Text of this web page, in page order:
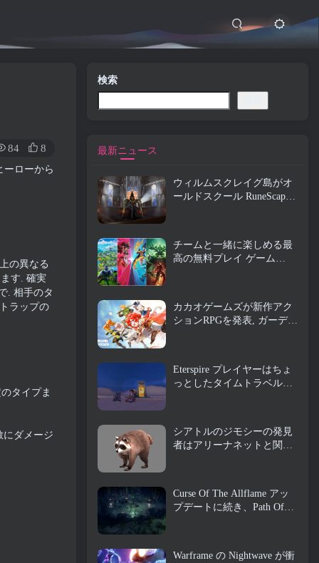
84 8
ーローから
の異なる
す. 確実
. 相手のタ
ラップの
タイプま
にダメージ
検索
最新ニュース
ウィルムスクレイグ島がオ
ールドスクール RuneScape
チームと一緒に楽しめる最
高の無料プレイ ゲーム
カカオゲームズが新作アク
ションRPGを発表, ガーディ
Eterspire プレイヤーはちょ
っとしたタイムトラベルが
シアトルのジモシーの発見
者はアリーナネットと関係
Curse Of The Allflame アッ
プデートに続き、Path Of
Warframe の Nightwave が衝